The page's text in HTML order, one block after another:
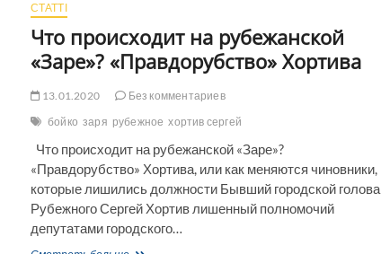
СТАТТІ
Что происходит на рубежанской
«Заре»? «Правдорубство» Хортива
13.01.2020
Без комментариев
бойко заря рубежное хортив сергей
Что происходит на рубежанской «Заре»?
«Правдорубство» Хортива, или как меняются чиновники,
которые лишились должности Бывший городской голова
Рубежного Сергей Хортив лишенный полномочий
депутатами городского…